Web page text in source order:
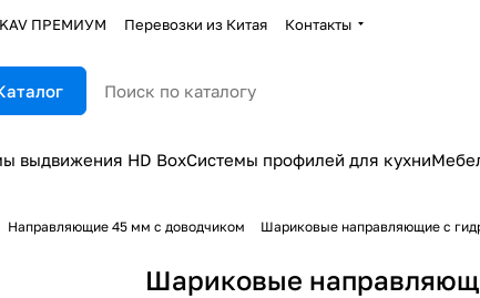
KAV ПРЕМИУМ Перевозки из Китая Контакты
выдвижения HD BoxСистемы профилей для кухни
Направляющие 45 мм с доводчиком Шариковые направляющие с
Шариковые